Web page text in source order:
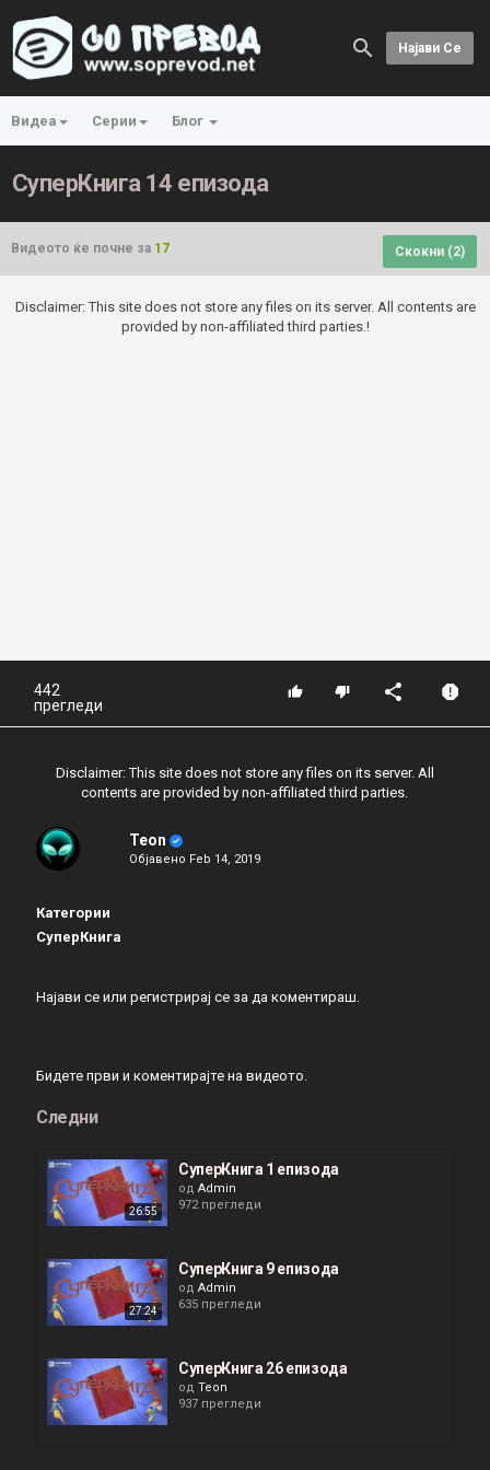
Најави Се
Видеа Серии Блог
СуперКнига 14 епизода
Видеото ќе почне за 17 Скокни (2)
Disclaimer: This site does not store any files on its server. All contents are
provided by non-affiliated third parties.!
442
прегледи
Disclaimer: This site does not store any files on its server. All
contents are provided by non-affiliated third parties.
Teon
Објавено Feb 14, 2019
Категории
СуперКнига
Најави се или регистрирај се за да коментираш.
Бидете први и коментирајте на видеото.
Следни
26:55
СуперКнига 1 епизода
од Admin
972 прегледи
27:24
СуперКнига 9 епизода
од Admin
635 прегледи
СуперКнига 26 епизода
од Teon
937 прегледи